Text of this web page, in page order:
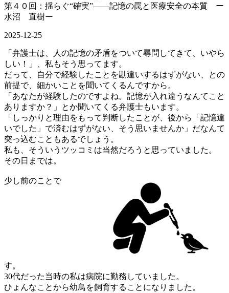
第４０回：揺らぐ“確実”——記憶の罠と医療安全の本質 ー
水沼 直樹ー
2025-12-25
「弁護士は、人の記憶の矛盾をついて尋問してきて、いやら
しい！」、私もそう思ってます。
だって、自分で経験したことを勘違いするはずがない、との
前提で、細かいことを聞いてくるんですから。
「あなたが経験したのですよね。記憶が入れ違うなんてこと
ありますか？」とか聞いてくる弁護士もいます。
「しっかりと理由をもって判断したことが、後から「記憶違
いでした」で済むはずがない、そう思いませんか」だなんて
突っ込むこともあるでしょう。
私も、そういうツッコミは当然だろうと思っていました。
その日までは。
少し前のことで
す。
30代だった当時の私は病院に勤務していました。
ひょんなことから幼鳥を飼育することになりました。